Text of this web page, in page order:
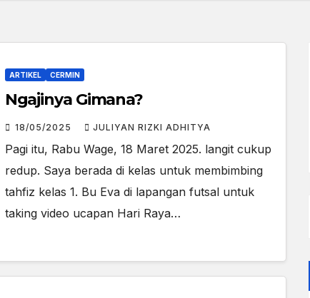
ARTIKEL CERMIN
Ngajinya Gimana?
18/05/2025 JULIYAN RIZKI ADHITYA
Pagi itu, Rabu Wage, 18 Maret 2025. langit cukup
redup. Saya berada di kelas untuk membimbing
tahfiz kelas 1. Bu Eva di lapangan futsal untuk
taking video ucapan Hari Raya…